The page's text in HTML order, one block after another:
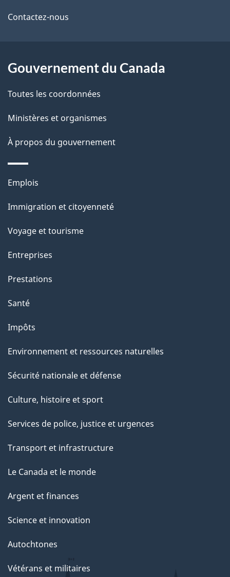
s
e
l
a
p
a
g
e
ce
Contactez-nous
Gouvernement du Canada
Toutes les coordonnées
Ministères et organismes
À propos du gouvernement
Thèmes
sujets
Emplois
Immigration et citoyenneté
Voyage et tourisme
Entreprises
Prestations
Santé
Impôts
Environnement et ressources naturelles
Sécurité nationale et défense
Culture, histoire et sport
Services de police, justice et urgences
Transport et infrastructure
Le Canada et le monde
Argent et finances
Science et innovation
Autochtones
Vétérans et militaires